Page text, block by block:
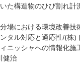
た構造物のひび割れ計
場における環境改善技
タル対応と適応性/(株)
ニッシャへの情報化施
健治